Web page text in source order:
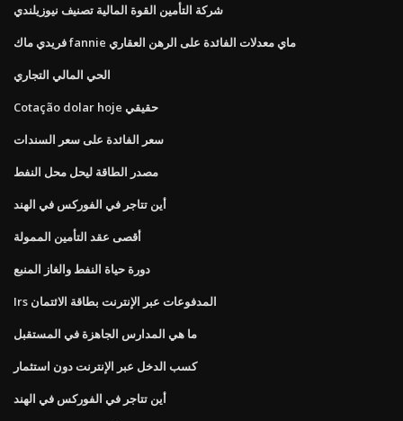
شركة التأمين القوة المالية تصنيف نيوزيلندي
فريدي ماك fannie ماي معدلات الفائدة على الرهن العقاري
الحي المالي التجاري
Cotação dolar hoje حقيقي
سعر الفائدة على سعر السندات
مصدر الطاقة ليحل محل النفط
أين تتاجر في الفوركس في الهند
أقصى عقد التأمين الممولة
دورة حياة النفط والغاز المنبع
Irs المدفوعات عبر الإنترنت بطاقة الائتمان
ما هي المدارس الجاهزة في المستقبل
كسب الدخل عبر الإنترنت دون استثمار
أين تتاجر في الفوركس في الهند